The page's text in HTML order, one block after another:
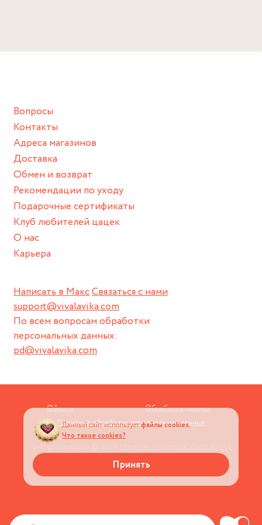
Снимайте ваше украшение перед купанием (и в море, и в
спортивный инвентарь).
Храните изделие в сухом месте.
Для надежного хранения мы доставляем все изделия в
нашей фирменной коробке или упаковке бренда.
Пожалуйста, используйте эту упаковку для хранения,
пока не носите украшение на себе.
Написать в МаксСвязаться с нами
support@vivalavika.com
По всем вопросам обработки
персональных данных:
pd@vivalavika.com
Вопросы
Контакты
Адреса магазинов
Доставка
Обмен и возврат
Рекомендации по уходу
Подарочные сертификаты
Клуб любителей цацек
О нас
Карьера
Оферта
Обработка данных
Политика обработки персональных данных
Данный сайт используетфайлы cookies.
Что такое cookies?
Принять